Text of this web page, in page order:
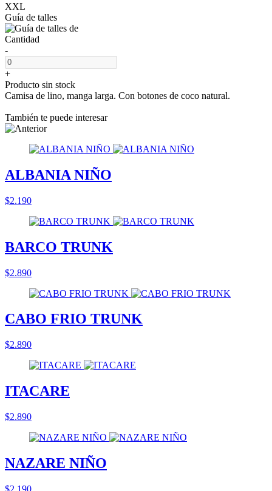
XXL
Guía de talles
Cantidad
-
+
Producto sin stock
Camisa de lino, manga larga. Con botones de coco natural.
También te puede interesar
ALBANIA NIÑO
$2.190
BARCO TRUNK
$2.890
CABO FRIO TRUNK
$2.890
ITACARE
$2.890
NAZARE NIÑO
$2.190